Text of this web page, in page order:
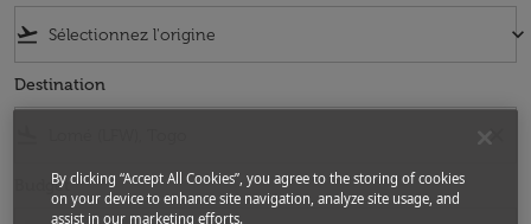
flight_takeoff keyboard_arrow_down
Destination
close
BudgetBy clicking “Accept All Cookies”, you agree to the storing of cookies
on your device to enhance site navigation, analyze site usage, and
assist in our marketing efforts.